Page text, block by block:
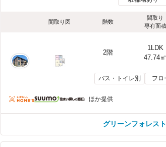
間取り図 階数
間取り
専有面積
2階
1LDK
47.74㎡
バス・トイレ別 フロ
ほか提供
グリーンフォレス